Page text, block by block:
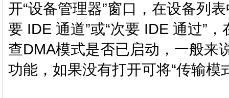
开“设备管理器”窗口，在设备列
要 IDE 通道”或“次要 IDE 通过”
查DMA模式是否已启动，一般来
功能，如果没有打开可将“传输模